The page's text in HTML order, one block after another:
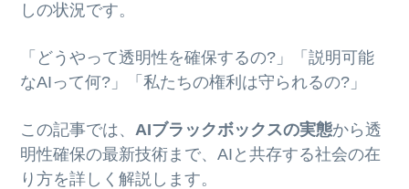
しの状況です。
「どうやって透明性を確保するの?」「説明可能
なAIって何?」「私たちの権利は守られるの?」
この記事では、 AIブラックボックスの実態から透
明性確保の最新技術まで、AIと共存する社会の在
り方を詳しく解説します。